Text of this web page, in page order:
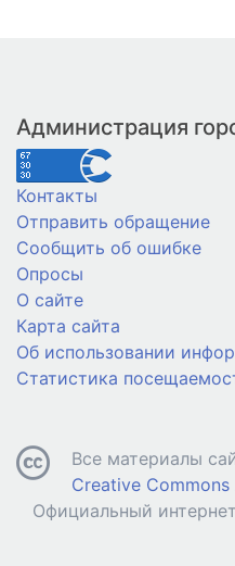
Администрация
Контакты
Отправить обращение
Сообщить об ошибке
Опросы
О сайте
Карта сайта
Об использовании
Статистика
Все материалы
Creative
Официальный